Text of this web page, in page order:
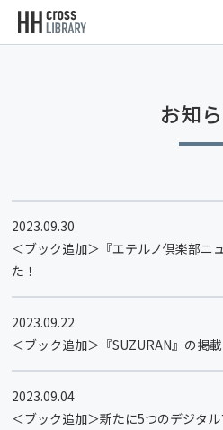
お知
2023.09.30
＜ブック追加＞『エテルノ倶楽部ニ
た！
2023.09.22
＜ブック追加＞『SUZURAN』の掲
2023.09.04
＜ブック追加＞新たに5つのデジタ